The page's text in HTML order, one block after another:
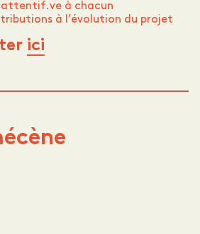
à chacun
à l’évolution du projet
ici